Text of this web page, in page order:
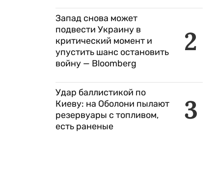
2
Запад снова может
подвести Украину в
критический момент и
упустить шанс остановить
войну — Bloomberg
3
Удар баллистикой по
Киеву: на Оболони пылают
резервуары с топливом,
есть раненые